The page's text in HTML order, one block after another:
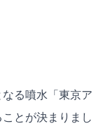
る噴水「東京ア
とが決まりまし